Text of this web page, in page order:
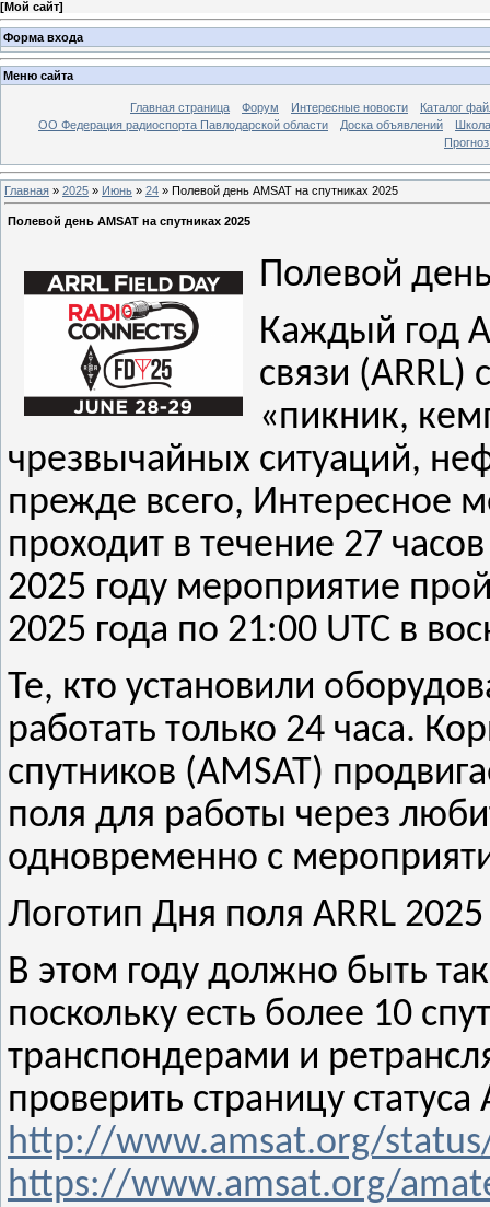
[Мой сайт]
Форма входа
Меню сайта
Главная страница Форум Интересные новости
Каталог
ОО Федерация радиоспорта Павлодарской области
Доска объявлений
Главная » 2025 » Июнь » 24 » ​​​​​​​Полевой день AMSAT на спутниках 2025
​​​​​​​Полевой день AMSAT на спутниках 2025
Полевой
Каждый год
связи (ARRL)
«пикник,
чрезвычайных ситуаций,
прежде всего, Интересное
проходит в течение 27
2025 году мероприятие
2025 года по 21:00 UTC в
Те, кто установили
работать только 24 часа.
спутников (AMSAT)
поля для работы через
одновременно с
Логотип Дня поля ARRL 2025
В этом году должно быть
поскольку есть более 10
транспондерами и
проверить страницу
http://www.amsat.org/
https://www.amsat.org/